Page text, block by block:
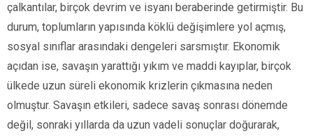
çalkantılar, birçok devrim ve isyanı beraberinde getirmiştir. Bu
durum, toplumların yapısında köklü değişimlere yol açmış,
sosyal sınıflar arasındaki dengeleri sarsmıştır. Ekonomik
açıdan ise, savaşın yarattığı yıkım ve maddi kayıplar, birçok
ülkede uzun süreli ekonomik krizlerin çıkmasına neden
olmuştur. Savaşın etkileri, sadece savaş sonrası dönemde
değil, sonraki yıllarda da uzun vadeli sonuçlar doğurarak,